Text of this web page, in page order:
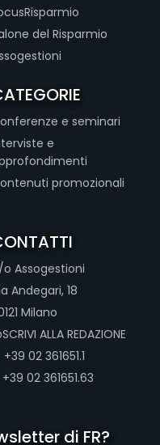
del Risparmio
e seminari
e
promozionali
Assogestioni
Andegari, 18
Milano
ALLA REDAZIONE
+39 02 361651.1
+39 02 361651.63
di FR?